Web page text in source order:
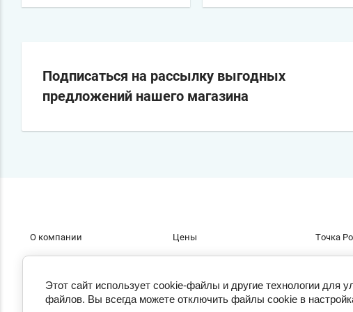
Подписаться на рассылку выгодных
предложений нашего магазина
О компании
Акции
Цены
Скачать
Точка
Этот сайт использует cookie-файлы и другие технологии
файлов. Вы всегда можете отключить файлы cookie в